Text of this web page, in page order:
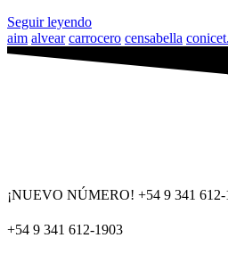
Seguir leyendo
aim alvear carrocero censabella
¡NUEVO NÚMERO! +54 9 341 612-
+54 9 341 612-1903